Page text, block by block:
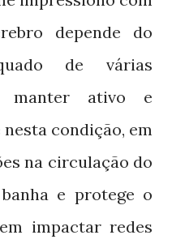
depende do
de várias
manter ativo e
nesta condição, em
na circulação do
e protege o
impactar redes